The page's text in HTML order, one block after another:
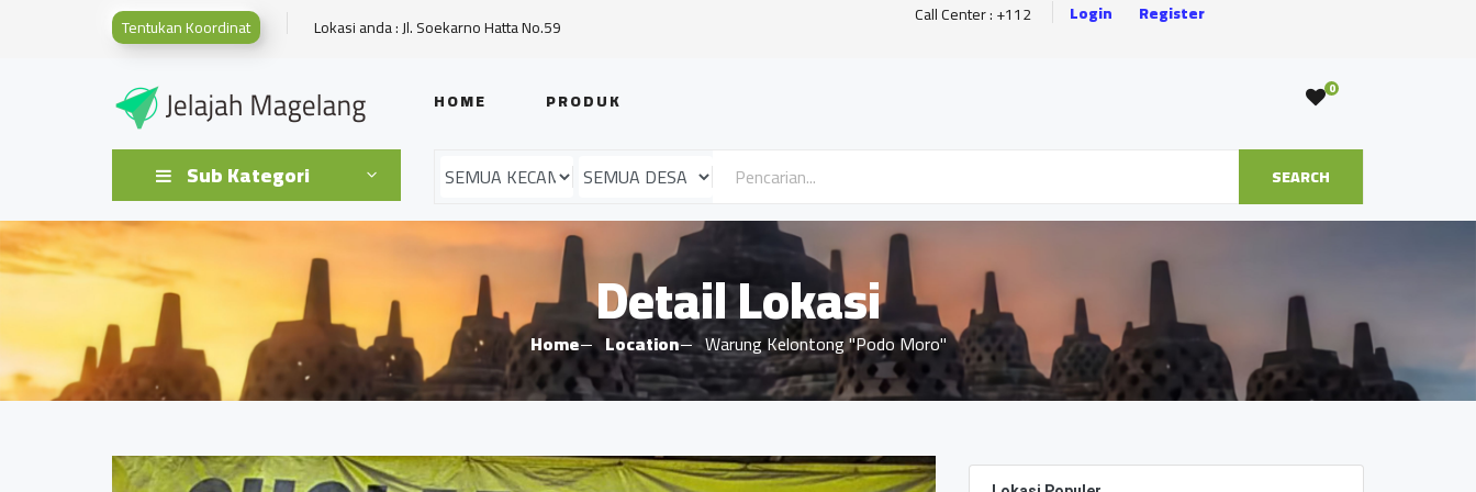
Tentukan Koordinat Lokasi anda : Jl. Soekarno Hatta No.59 Call Center : +112 Login Register
HOME PRODUK 0
Sub Kategori SEARCH
Detail Lokasi
Home Location Warung Kelontong "Podo Moro"